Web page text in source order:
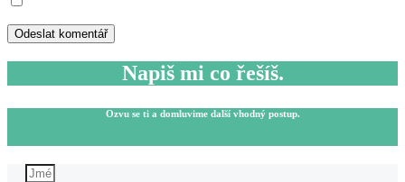
Napiš mi co řešíš.
Ozvu se ti a domluvime další vhodný postup.